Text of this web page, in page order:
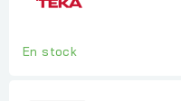
En stock